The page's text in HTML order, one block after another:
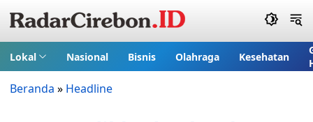
Lokal Nasional Bisnis Olahraga Kesehatan
Beranda » Headline